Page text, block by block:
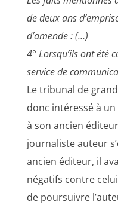
de deux ans
d’amende : (…)
4° Lorsqu’ils ont été
service de
Le tribunal de
donc intéressé à
à son ancien
journaliste auteur
ancien éditeur, il
négatifs contre
de poursuivre